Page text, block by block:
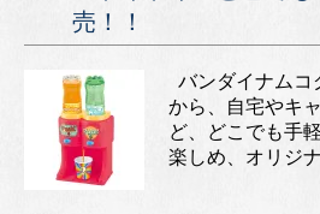
売！！
バンダイナムコ
から、自宅やキ
ど、どこでも手
楽しめ、オリジ